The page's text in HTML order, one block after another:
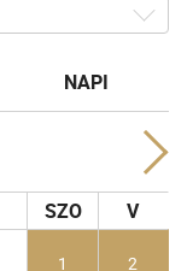
NAPI
SZO V
1 2